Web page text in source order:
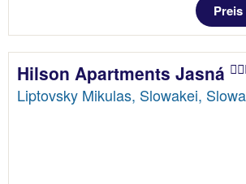
Preis
Hilson Apartments Jasná
Liptovsky Mikulas, Slowakei,